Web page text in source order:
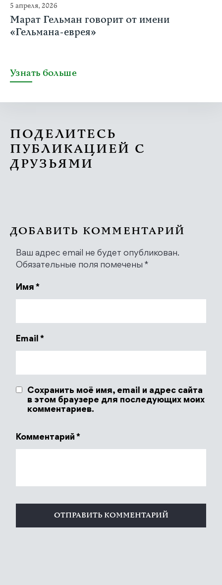
5 апреля, 2026
Марат Гельман говорит от имени
«Гельмана-еврея»
Узнать больше
ПОДЕЛИТЕСЬ
ПУБЛИКАЦИЕЙ С
ДРУЗЬЯМИ
ДОБАВИТЬ КОММЕНТАРИЙ
Ваш адрес email не будет опубликован.
Обязательные поля помечены *
Имя *
Email *
Сохранить моё имя, email и адрес сайта
в этом браузере для последующих моих
комментариев.
Комментарий *